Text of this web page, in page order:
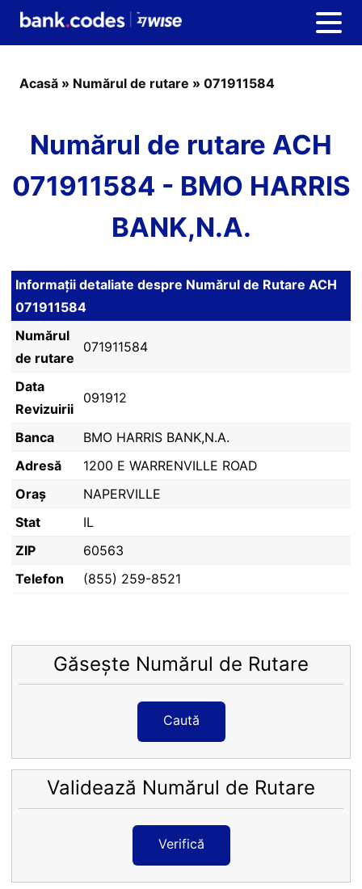
Acasă » Numărul de rutare » 071911584
Numărul de rutare ACH
071911584 - BMO HARRIS
BANK,N.A.
Informații detaliate despre Numărul de Rutare ACH
071911584
Numărul
de rutare
071911584
Data
Revizuirii
091912
Banca
BMO HARRIS BANK,N.A.
Adresă
1200 E WARRENVILLE ROAD
Oraș
NAPERVILLE
Stat
IL
ZIP
60563
Telefon
(855) 259-8521
Găsește Numărul de Rutare
Caută
Validează Numărul de Rutare
Verifică